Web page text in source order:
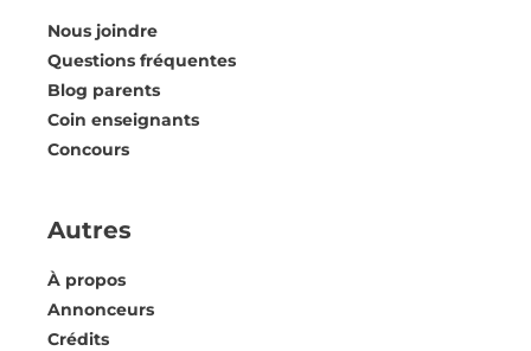
Nous joindre
Questions fréquentes
Blog parents
Coin enseignants
Concours
Autres
À propos
Annonceurs
Crédits